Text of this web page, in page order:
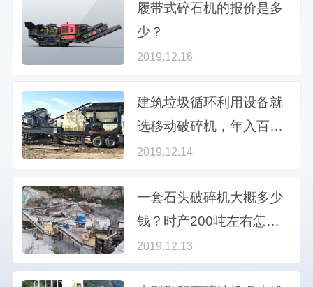
履带式碎石机的报价是多
少？
2019.12.16
建筑垃圾循环利用设备就
选移动破碎机，年入百万
不是梦
2019.12.14
一套石头破碎机大概多少
钱？时产200吨左右怎么
配置？
2019.12.13